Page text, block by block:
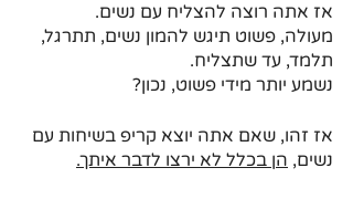
אז אתה רוצה להצליח עם נשים.
מעולה, פשוט תיגש להמון נשים, תתרגל,
תלמד, עד שתצליח.
נשמע יותר מידי פשוט, נכון?
אז זהו, שאם אתה יוצא קריפ בשיחות עם
נשים, הן בכלל לא ירצו לדבר איתך.